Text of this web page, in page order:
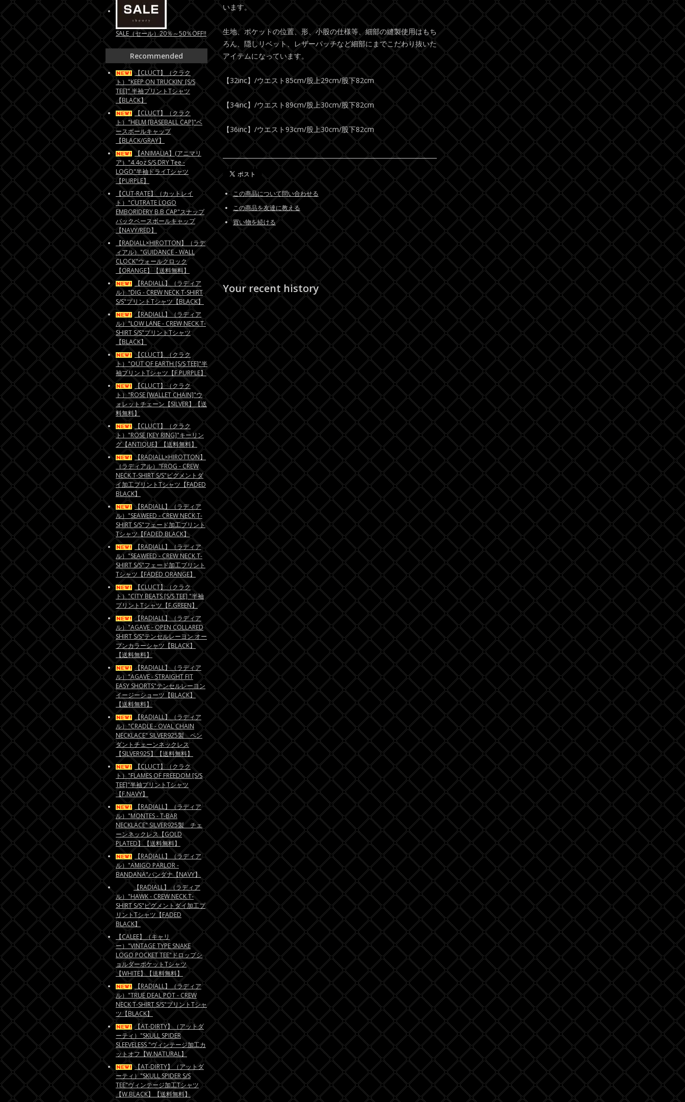
います。
生地、ポケットの位置、形、小股の仕様等、細部の縫製使用はもち
ろん、隠しリベット、レザーパッチなど細部にまでこだわり抜いた
アイテムになっています。
【32inc】/ウエスト85cm/股上29cm/股下82cm
【34inc】/ウエスト89cm/股上30cm/股下82cm
【36inc】/ウエスト93cm/股上30cm/股下82cm
この商品について問い合わせる
この商品を友達に教える
買い物を続ける
Your recent history
SALE（セール）20％～50％OFF!!
Recommended
【CLUCT】（クラク
ト）"KEEP ON TRUCKIN' [S/S
TEE]" 半袖プリントTシャツ
【BLACK】
【CLUCT】（クラク
ト）"HELM [BASEBALL CAP]"ベ
ースボールキャップ
【BLACK/GRAY】
【ANIMALIA】(アニマリ
ア）"4.4oz S/S DRY Tee -
LOGO"半袖ドライTシャツ
【PURPLE】
【CUT-RATE】（カットレイ
ト）"CUTRATE LOGO
EMBORIDERY B.B CAP"スナップ
バックベースボールキャップ
【NAVY/RED】
【RADIALL×HIROTTON】（ラデ
ィアル）"GUIDANCE - WALL
CLOCK"ウォールクロック
【ORANGE】【送料無料】
【RADIALL】（ラディア
ル）"DIG - CREW NECK T-SHIRT
S/S"プリントTシャツ【BLACK】
【RADIALL】（ラディア
ル）"LOW LANE - CREW NECK T-
SHIRT S/S"プリントTシャツ
【BLACK】
【CLUCT】（クラク
ト）"OUT OF EARTH [S/S TEE]"半
袖プリントTシャツ【F.PURPLE】
【CLUCT】（クラク
ト）"ROSE [WALLET CHAIN]"ウ
ォレットチェーン【SILVER】【送
料無料】
【CLUCT】（クラク
ト）"ROSE [KEY RING]"キーリン
グ【ANTIQUE】【送料無料】
【RADIALL×HIROTTON】
（ラディアル）"FROG - CREW
NECK T-SHIRT S/S"ピグメントダ
イ加工プリントTシャツ【FADED
BLACK】
【RADIALL】（ラディア
ル）"SEAWEED - CREW NECK T-
SHIRT S/S"フェード加工プリント
Tシャツ【FADED BLACK】
【RADIALL】（ラディア
ル）"SEAWEED - CREW NECK T-
SHIRT S/S"フェード加工プリント
Tシャツ【FADED ORANGE】
【CLUCT】（クラク
ト）"CITY BEATS [S/S TEE] "半袖
プリントTシャツ【F.GREEN】
【RADIALL】（ラディア
ル）"AGAVE - OPEN COLLARED
SHIRT S/S"テンセルレーヨン オー
プンカラーシャツ【BLACK】
【送料無料】
【RADIALL】（ラディア
ル）"AGAVE - STRAIGHT FIT
EASY SHORTS"テンセルレーヨン
イージーショーツ【BLACK】
【送料無料】
【RADIALL】（ラディア
ル）"CRADLE - OVAL CHAIN
NECKLACE" SILVER925製 ペン
ダントチェーンネックレス
【SILVER925】【送料無料】
【CLUCT】（クラク
ト）"FLAMES OF FREEDOM [S/S
TEE]"半袖プリントTシャツ
【F.NAVY】
【RADIALL】（ラディア
ル）"MONTES - T-BAR
NECKLACE" SILVER925製 チェ
ーンネックレス【GOLD
PLATED】【送料無料】
【RADIALL】（ラディア
ル）"AMIGO PARLOR -
BANDANA"バンダナ【NAVY】
【RADIALL】（ラディア
ル）"HAWK - CREW NECK T-
SHIRT S/S"ピグメントダイ加工プ
リントTシャツ【FADED
BLACK】
【CALEE】（キャリ
ー）"VINTAGE TYPE SNAKE
LOGO POCKET TEE"ドロップシ
ョルダーポケットTシャツ
【WHITE】【送料無料】
【RADIALL】（ラディア
ル）"TRUE DEAL POT - CREW
NECK T-SHIRT S/S"プリントTシャ
ツ【BLACK】
【AT-DIRTY】（アットダ
ーティ）"SKULL SPIDER
SLEEVELESS "ヴィンテージ加工カ
ットオフ【W.NATURAL】
【AT-DIRTY】（アットダ
ーティ）"SKULL SPIDER S/S
TEE"ヴィンテージ加工Tシャツ
【W.BLACK】【送料無料】